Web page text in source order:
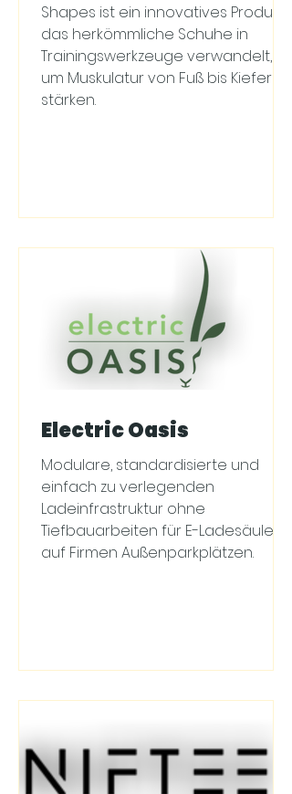
Shapes ist ein innovatives Produkt,
das herkömmliche Schuhe in
Trainingswerkzeuge verwandelt,
um Muskulatur von Fuß bis Kiefer zu
stärken.
Electric Oasis
Modulare, standardisierte und
einfach zu verlegenden
Ladeinfrastruktur ohne
Tiefbauarbeiten für E-Ladesäulen
auf Firmen Außenparkplätzen.